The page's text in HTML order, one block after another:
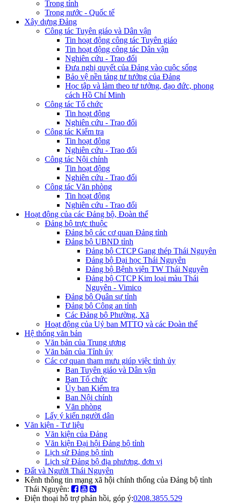
Trong tỉnh
Trong nước - Quốc tế
Xây dựng Đảng
Công tác Tuyên giáo và Dân vận
Tin hoạt động công tác Tuyên giáo
Tin hoạt động công tác Dân vận
Nghiên cứu - Trao đổi
Đưa nghị quyết của Đảng vào cuộc sống
Bảo vệ nền tảng tư tưởng của Đảng
Học tập và làm theo tư tưởng, đạo đức, phong
cách Hồ Chí Minh
Công tác Tổ chức
Tin hoạt động
Nghiên cứu - Trao đổi
Công tác Kiểm tra
Tin hoạt động
Nghiên cứu - Trao đổi
Công tác Nội chính
Tin hoạt động
Nghiên cứu - Trao đổi
Công tác Văn phòng
Tin hoạt động
Nghiên cứu - Trao đổi
Hoạt động của các Đảng bộ, Đoàn thể
Đảng bộ trực thuộc
Đảng bộ các cơ quan Đảng tỉnh
Đảng bộ UBND tỉnh
Đảng bộ CTCP Gang thép Thái Nguyên
Đảng bộ Đại học Thái Nguyên
Đảng bộ Bệnh viện TW Thái Nguyên
Đảng bộ CTCP Kim loại màu Thái
Nguyên - Vimico
Đảng bộ Quân sự tỉnh
Đảng bộ Công an tỉnh
Các Đảng bộ Phường, Xã
Hoạt động của Uỷ ban MTTQ và các Đoàn thể
Hệ thống văn bản
Văn bản của Trung ương
Văn bản của Tỉnh ủy
Các cơ quan tham mưu giúp việc tỉnh ủy
Ban Tuyên giáo và Dân vận
Ban Tổ chức
Ủy ban Kiểm tra
Ban Nội chính
Văn phòng
Lấy ý kiến người dân
Văn kiện - Tư liệu
Văn kiện của Đảng
Văn kiện Đại hội Đảng bộ tỉnh
Lịch sử Đảng bộ tỉnh
Lịch sử Đảng bộ địa phương, đơn vị
Đất và Người Thái Nguyên
Kênh thông tin mạng xã hội chính thống của Đảng bộ tỉnh
Thái Nguyên:
Điện thoại hỗ trợ phản hồi, góp ý:0208.3855.529